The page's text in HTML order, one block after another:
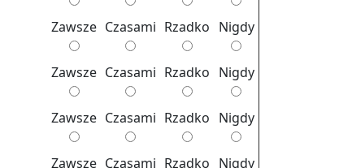
Konflikt
małżeński a
dzieci
Psycholog
Radom
Opanowanie
stresu -
Za­wsze Cza­sa­mi Rzad­ko Nigdy
Za­wsze Cza­sa­mi Rzad­ko Nigdy
Za­wsze Cza­sa­mi Rzad­ko Nigdy
Za­wsze Cza­sa­mi Rzad­ko Nigdy